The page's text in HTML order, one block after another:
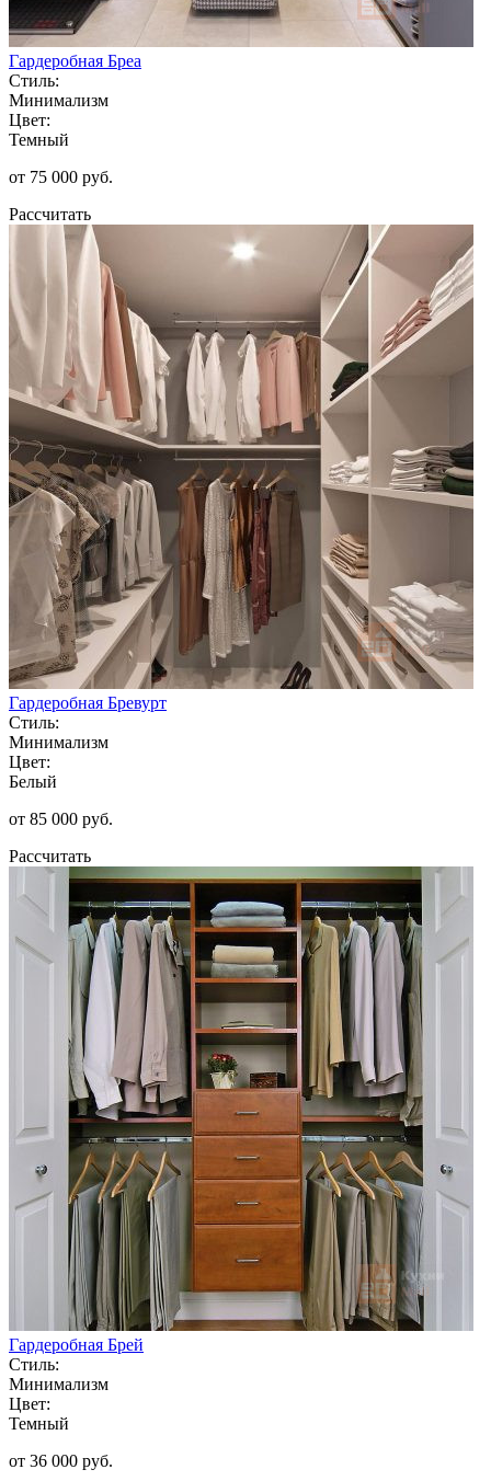
Гардеробная Бреа
Стиль:
Минимализм
Цвет:
Темный
от 75 000 руб.
Рассчитать
Гардеробная Бревурт
Стиль:
Минимализм
Цвет:
Белый
от 85 000 руб.
Рассчитать
Гардеробная Брей
Стиль:
Минимализм
Цвет:
Темный
от 36 000 руб.